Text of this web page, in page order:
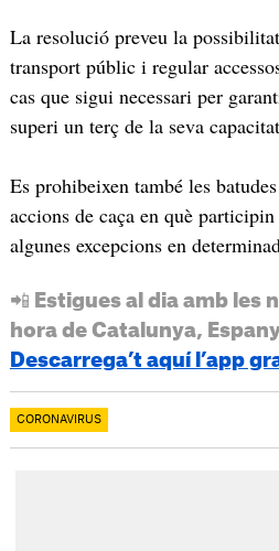
La resolució preveu la
transport públic i regular
cas que sigui necessari per
superi un terç de la seva
Es prohibeixen també les
accions de caça en què
algunes excepcions en
📲 Estigues al dia amb les
hora de Catalunya,
Descarrega’t aquí l’app
CORONAVIRUS